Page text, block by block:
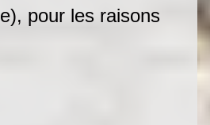
pour les raisons